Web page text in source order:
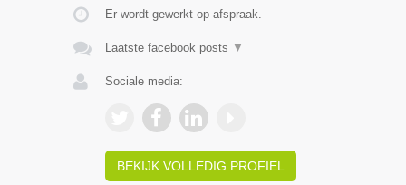
Er wordt gewerkt op afspraak.
Laatste facebook posts ▼
Sociale media:
BEKIJK VOLLEDIG PROFIEL